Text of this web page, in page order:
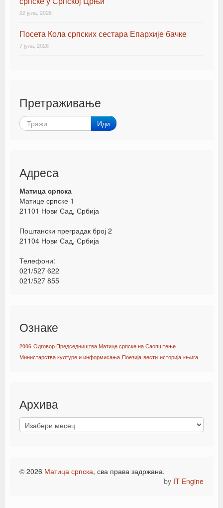
22 јула, 2026
Посета Кола српских сестара Епархије бачке
7 јула, 2026
Претраживање
Иди
Адреса
Матица српска
Матице српске 1
21101 Нови Сад, Србија
Поштански преградак број 2
21104 Нови Сад, Србија
Телефони:
021/527 622
021/527 855
Ознаке
2006 Одговор Председништва Матице српске на Саопштење
Министарства културе и информисања Поезија вести историја књига
Архива
© 2026 Матица српска, сва права задржана.
by IT Engine